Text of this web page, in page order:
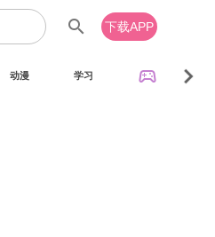
search 下载APP
动漫 学习 sports_esports chevron_right